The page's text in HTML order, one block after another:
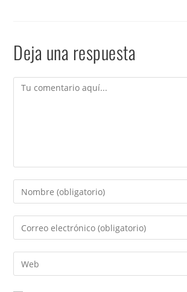
Deja una respuesta